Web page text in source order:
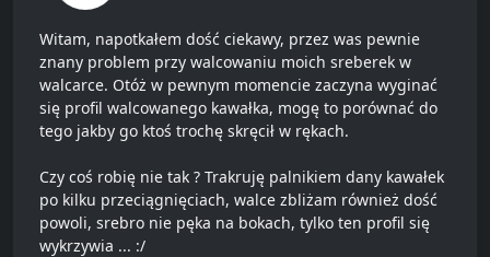
Witam, napotkałem dość ciekawy, przez was pewnie
znany problem przy walcowaniu moich sreberek w
walcarce. Otóż w pewnym momencie zaczyna wyginać
się profil walcowanego kawałka, mogę to porównać do
tego jakby go ktoś trochę skręcił w rękach.
Czy coś robię nie tak ? Trakruję palnikiem dany kawałek
po kilku przeciągnięciach, walce zbliżam również dość
powoli, srebro nie pęka na bokach, tylko ten profil się
wykrzywia ... :/